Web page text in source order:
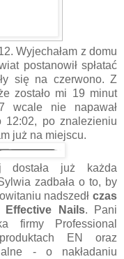
Wyjechałam z domu
postanowił spłatać
się na czerwono. Z
zostało mi 19 minut
wcale nie napawał
12:02, po znalezieniu
już na miejscu.
dostała już każda
zadbała o to, by
nadszedł czas
Effective Nails. Pani
firmy Professional
EN oraz
- o nakładaniu